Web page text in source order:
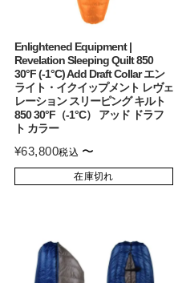
Enlightened Equipment |
Revelation Sleeping Quilt 850
30°F (-1°C) Add Draft Collar エン
ライト・イクイップメント レヴェ
レーション スリーピング キルト
850 30°F（-1°C） アッド ドラフ
ト カラー
¥63,800税込 〜
在庫切れ